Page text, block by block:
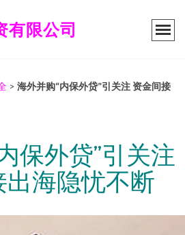
有限公司
> 海外并购“内保外贷”引关注 资金间接
保外贷”引关注
出海隐忧不断